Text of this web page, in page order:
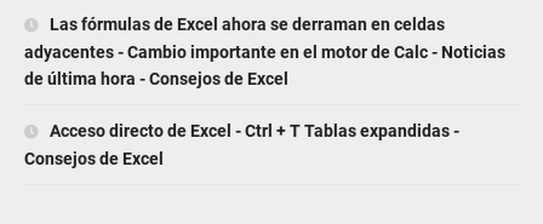
Las fórmulas de Excel ahora se derraman en celdas
adyacentes - Cambio importante en el motor de Calc - Noticias
de última hora - Consejos de Excel
Acceso directo de Excel - Ctrl + T Tablas expandidas -
Consejos de Excel